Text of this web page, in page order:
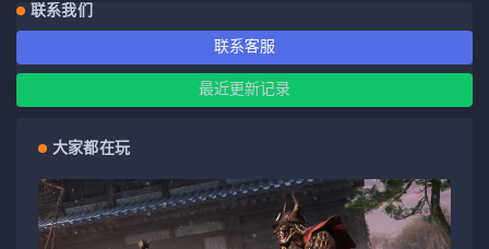
联系我们
联系客服
最近更新记录
大家都在玩